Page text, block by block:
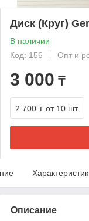
Диск (Круг)
В наличии
Код: 156
Опт и
3 000 ₸
2 700 ₸ от 10 шт.
Описание